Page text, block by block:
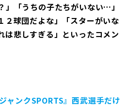
」「うちの子たちがいない…」
２球団だよな」「スターがいな
は悲しすぎる」といったコメン
ャンクSPORTS』西武選手だけ